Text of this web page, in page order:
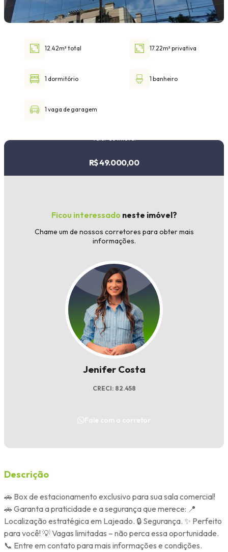
Faixa de valor
12.42m² total 17.22m² privativa
1 dormitório 1 banheiro
1 vaga de garagem
R$ 49.000,00
Ficou interessado neste imóvel?
Chame um de nossos corretores para obter mais
informações.
Jenifer Costa
CRECI: 82.458
Fale com o corretor
Descrição
🚗 Box de estacionamento exclusivo para sua sala comercial!
🚗 Garanta a praticidade e a segurança que merece: 📍
Localização estratégica em Lajeado. 🔒 Segurança. ✨ Perfeito
para você! 💡 Vagas limitadas – não perca essa oportunidade.
📞 Entre em contato para mais informações e condições.